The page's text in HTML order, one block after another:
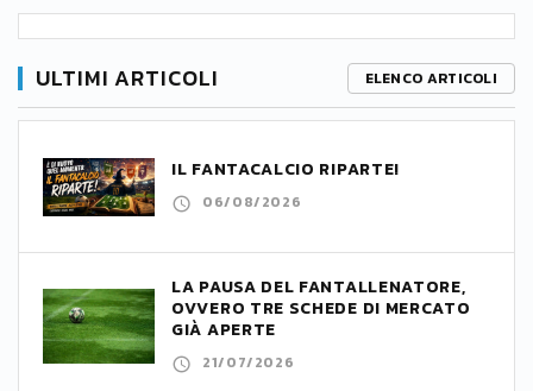
ULTIMI ARTICOLI ELENCO ARTICOLI
IL FANTACALCIO RIPARTE!
06/08/2026
LA PAUSA DEL FANTALLENATORE,
OVVERO TRE SCHEDE DI MERCATO
GIÀ APERTE
21/07/2026